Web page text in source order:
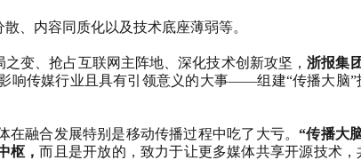
、内容同质化以及技术底座薄弱等。
之变、抢占互联网主阵地、深化技术创新攻坚，浙报集
响传媒行业且具有引领意义的大事——组建“传播大脑”
在融合发展特别是移动传播过程中吃了大亏。“传播大
枢，而且是开放的，致力于让更多媒体共享开源技术，